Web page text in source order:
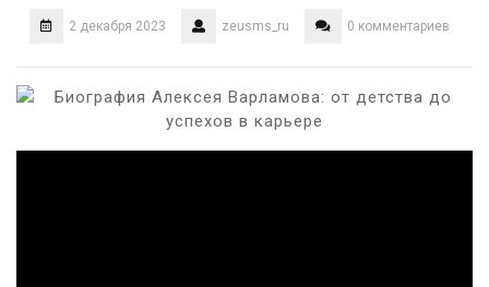
2 декабря 2023 zeusms_ru 0 комментариев